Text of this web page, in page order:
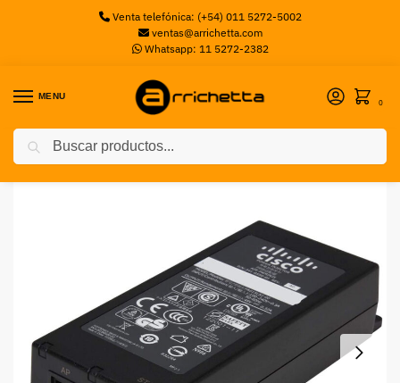
Venta telefónica: (+54) 011 5272-5002
ventas@arrichetta.com
Whatsapp: 11 5272-2382
MENU
0
Inicio Sin categorizar / Inyector PoE for Cisco Business Wireless